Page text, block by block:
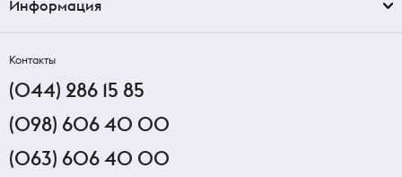
Информация
Контакты
(044) 286 15 85
(098) 606 40 00
(063) 606 40 00